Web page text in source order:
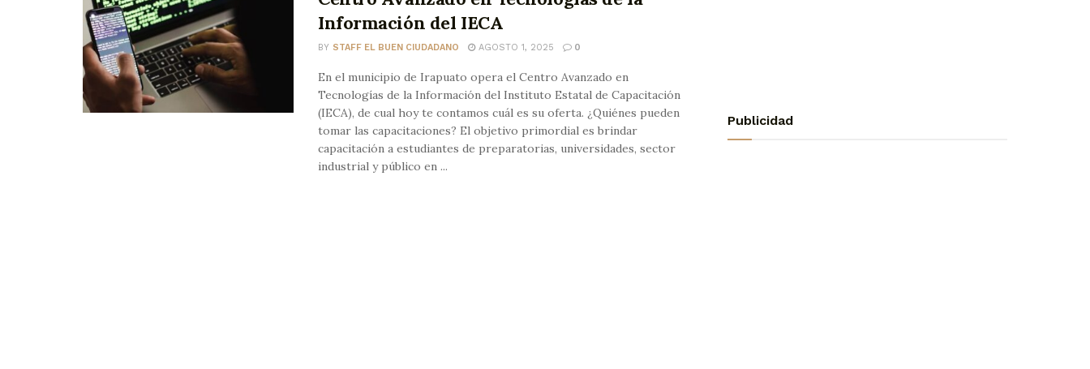
Información del IECA
BY STAFF EL BUEN CIUDADANO AGOSTO 1, 2025 0
En el municipio de Irapuato opera el Centro Avanzado en
Tecnologías de la Información del Instituto Estatal de Capacitación
(IECA), de cual hoy te contamos cuál es su oferta. ¿Quiénes pueden
tomar las capacitaciones? El objetivo primordial es brindar
capacitación a estudiantes de preparatorias, universidades, sector
industrial y público en ...
Publicidad